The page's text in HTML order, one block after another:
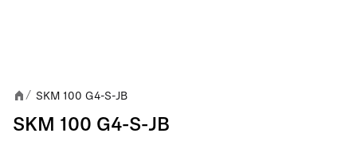
/ SKM 100 G4-S-JB
SKM 100 G4-S-JB